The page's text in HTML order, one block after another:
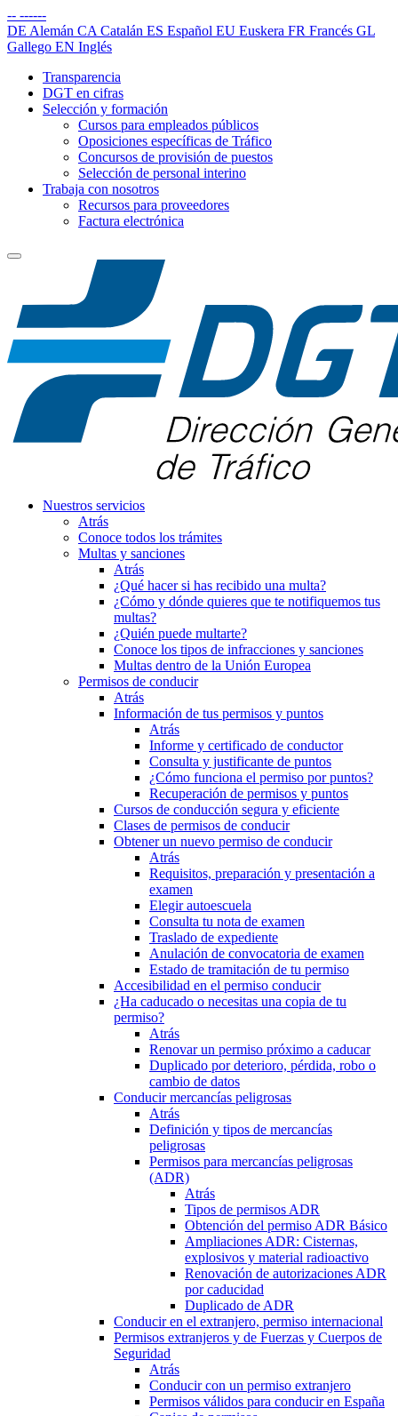
-- ------
DE Alemán CA Catalán ES Español EU Euskera FR Francés GL
Gallego EN Inglés
Transparencia
DGT en cifras
Selección y formación
Cursos para empleados públicos
Oposiciones específicas de Tráfico
Concursos de provisión de puestos
Selección de personal interino
Trabaja con nosotros
Recursos para proveedores
Factura electrónica
Nuestros servicios
Atrás
Conoce todos los trámites
Multas y sanciones
Atrás
¿Qué hacer si has recibido una multa?
¿Cómo y dónde quieres que te notifiquemos tus
multas?
¿Quién puede multarte?
Conoce los tipos de infracciones y sanciones
Multas dentro de la Unión Europea
Permisos de conducir
Atrás
Información de tus permisos y puntos
Atrás
Informe y certificado de conductor
Consulta y justificante de puntos
¿Cómo funciona el permiso por puntos?
Recuperación de permisos y puntos
Cursos de conducción segura y eficiente
Clases de permisos de conducir
Obtener un nuevo permiso de conducir
Atrás
Requisitos, preparación y presentación a
examen
Elegir autoescuela
Consulta tu nota de examen
Traslado de expediente
Anulación de convocatoria de examen
Estado de tramitación de tu permiso
Accesibilidad en el permiso conducir
¿Ha caducado o necesitas una copia de tu
permiso?
Atrás
Renovar un permiso próximo a caducar
Duplicado por deterioro, pérdida, robo o
cambio de datos
Conducir mercancías peligrosas
Atrás
Definición y tipos de mercancías
peligrosas
Permisos para mercancías peligrosas
(ADR)
Atrás
Tipos de permisos ADR
Obtención del permiso ADR Básico
Ampliaciones ADR: Cisternas,
explosivos y material radioactivo
Renovación de autorizaciones ADR
por caducidad
Duplicado de ADR
Conducir en el extranjero, permiso internacional
Permisos extranjeros y de Fuerzas y Cuerpos de
Seguridad
Atrás
Conducir con un permiso extranjero
Permisos válidos para conducir en España